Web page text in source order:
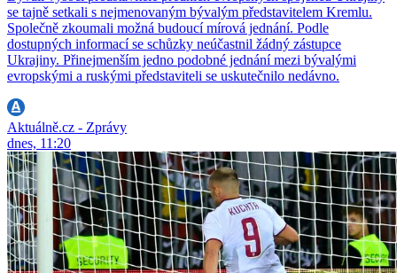
se tajně setkali s nejmenovaným bývalým představitelem Kremlu.
Společně zkoumali možná budoucí mírová jednání. Podle
dostupných informací se schůzky neúčastnil žádný zástupce
Ukrajiny. Přinejmenším jedno podobné jednání mezi bývalými
evropskými a ruskými představiteli se uskutečnilo nedávno.
Aktuálně.cz - Zprávy
dnes, 11:20